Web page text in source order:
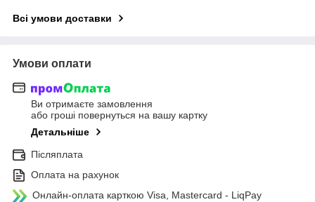
Всі умови доставки
Умови оплати
Ви отримаєте замовлення
або гроші повернуться на вашу картку
Детальніше
Післяплата
Оплата на рахунок
Онлайн-оплата карткою Visa, Mastercard - LiqPay